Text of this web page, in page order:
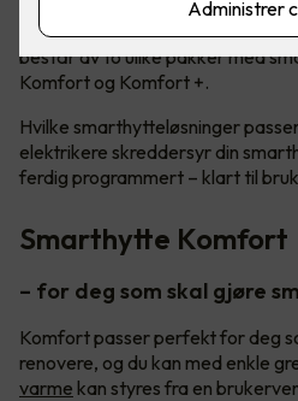
Moderne teknologi kan ta
Micro Matic har nå lansert
består av to ulike pakker med
Komfort og Komfort +.
Hvilke smarthytteløsninger
elektrikere skreddersyr din
ferdig programmert – klart til
Smarthytte Komfort
– for deg som skal gjøre
Komfort passer perfekt for deg
renovere, og du kan med enkle
varme kan styres fra en